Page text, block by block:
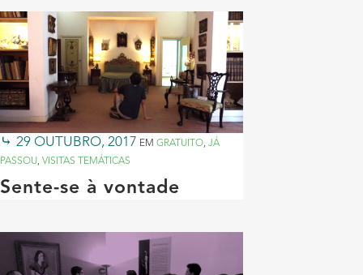
29 OUTUBRO, 2017 EM GRATUITO, JÁ
PASSOU, VISITAS TEMÁTICAS
Sente-se à vontade